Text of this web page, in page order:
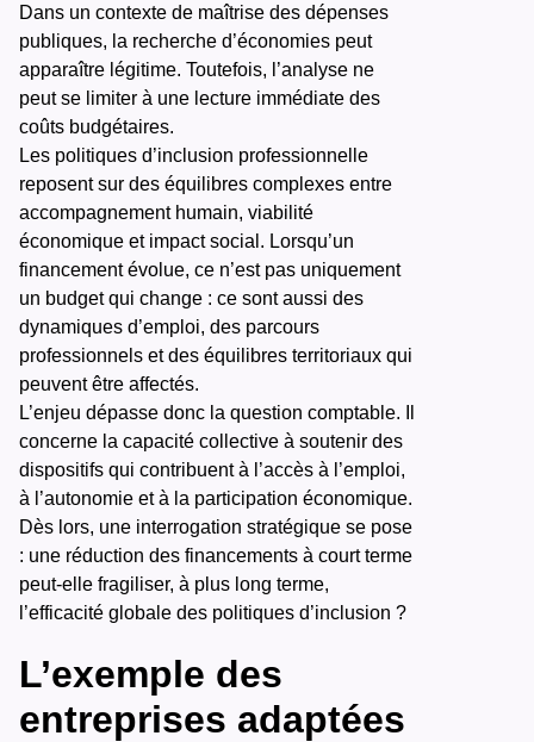
Dans un contexte de maîtrise des dépenses
publiques, la recherche d’économies peut
apparaître légitime. Toutefois, l’analyse ne
peut se limiter à une lecture immédiate des
coûts budgétaires.
Les politiques d’inclusion professionnelle
reposent sur des équilibres complexes entre
accompagnement humain, viabilité
économique et impact social. Lorsqu’un
financement évolue, ce n’est pas uniquement
un budget qui change : ce sont aussi des
dynamiques d’emploi, des parcours
professionnels et des équilibres territoriaux qui
peuvent être affectés.
L’enjeu dépasse donc la question comptable. Il
concerne la capacité collective à soutenir des
dispositifs qui contribuent à l’accès à l’emploi,
à l’autonomie et à la participation économique.
Dès lors, une interrogation stratégique se pose
: une réduction des financements à court terme
peut-elle fragiliser, à plus long terme,
l’efficacité globale des politiques d’inclusion ?
L’exemple des
entreprises adaptées